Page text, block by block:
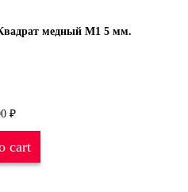
медный М1 5 мм.
₽
cart